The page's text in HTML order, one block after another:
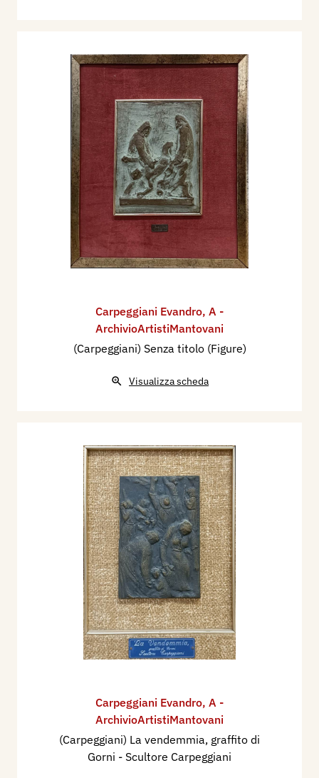
Carpeggiani Evandro, A -
ArchivioArtistiMantovani
(Carpeggiani) Senza titolo (Figure)
Visualizza scheda
Carpeggiani Evandro, A -
ArchivioArtistiMantovani
(Carpeggiani) La vendemmia, graffito di
Gorni - Scultore Carpeggiani